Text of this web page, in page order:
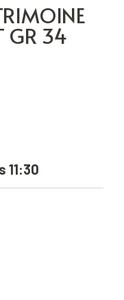
GR 34
11:30